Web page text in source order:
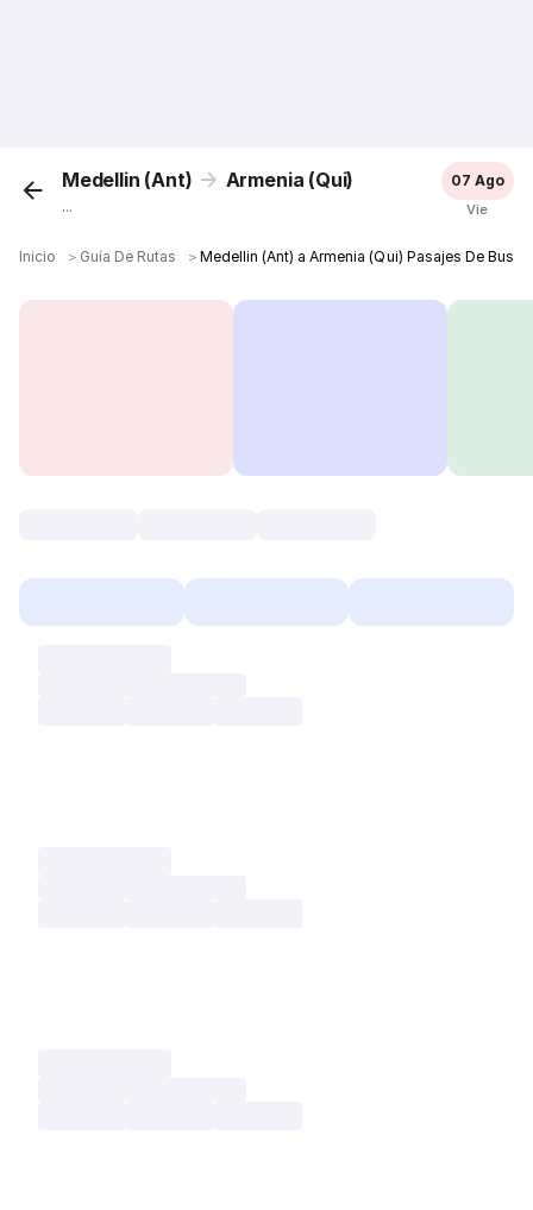
Medellin (Ant) Armenia (Qui)
...
07 Ago
Vie
Inicio ＞ Guía De Rutas ＞Medellin (Ant) a Armenia (Qui) Pasajes De Bus